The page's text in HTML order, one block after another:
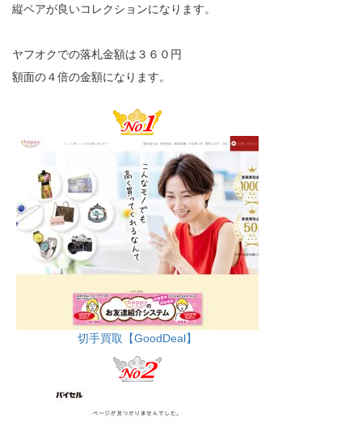
縦ペアが良いコレクションになります。
ヤフオクでの落札金額は３６０円
額面の４倍の金額になります。
切手買取【GoodDeal】